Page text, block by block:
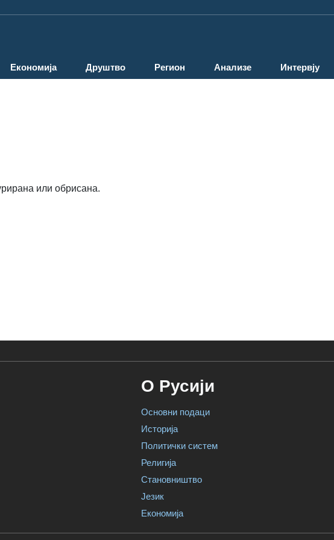
Економија Друштво Регион Анализе Интервју
или обрисана.
О Русији
Основни подаци
Историја
Политички систем
Религија
Становништво
Језик
Економија